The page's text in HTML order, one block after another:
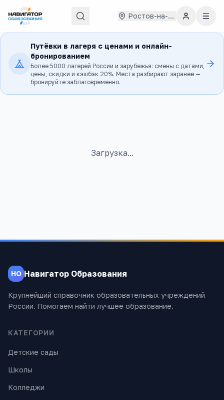
Ростов-на-Дону
Путёвки в лагеря с ценами и онлайн-
бронированием
Более 5000 лагерей России и зарубежья: смены с датами,
цены, скидки и кэшбэк 20%. Места разбирают заранее —
бронируйте заблаговременно.
Загрузка...
НО Навигатор Образования
Крупнейший справочник образовательных учреждений
России. Помогаем найти лучшее образование.
КАТЕГОРИИ
Детские сады
Школы
Колледжи